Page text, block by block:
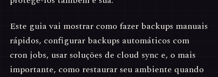
Este guia vai mostrar como fazer backups manuais
rápidos, configurar backups automáticos com
cron jobs, usar soluções de cloud sync e, o mais
importante, como restaurar seu ambiente quando